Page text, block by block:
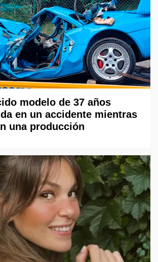
modelo de 37 años
en un accidente mientras
una producción